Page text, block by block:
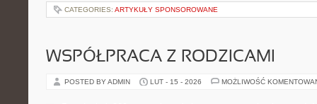
CATEGORIES: ARTYKUŁY SPONSOROWANE
WSPÓŁPRACA Z RODZICAMI
POSTED BY ADMIN LUT - 15 - 2026 MOŻLIWOŚĆ